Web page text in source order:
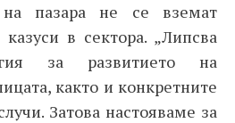
на пазара не се вземат
в сектора. „Липсва
за развитието на
както и конкретните
Затова настояваме за